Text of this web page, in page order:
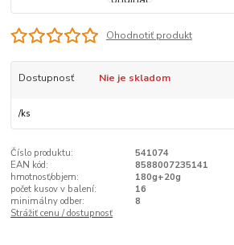
Ohodnotiť produkt
Dostupnosť Nie je skladom
/ks
Číslo produktu:
541074
EAN kód:
8588007235141
hmotnosť/objem:
180g+20g
počet kusov v balení:
16
minimálny odber:
8
Strážiť cenu / dostupnosť